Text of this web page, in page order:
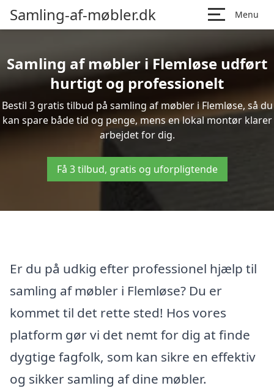
Samling-af-møbler.dk Menu
Samling af møbler i Flemløse udført
hurtigt og professionelt
Bestil 3 gratis tilbud på samling af møbler i Flemløse, så du
kan spare både tid og penge, mens en lokal montør klarer
arbejdet for dig.
Få 3 tilbud, gratis og uforpligtende
Er du på udkig efter professionel hjælp til
samling af møbler i Flemløse? Du er
kommet til det rette sted! Hos vores
platform gør vi det nemt for dig at finde
dygtige fagfolk, som kan sikre en effektiv
og sikker samling af dine møbler.